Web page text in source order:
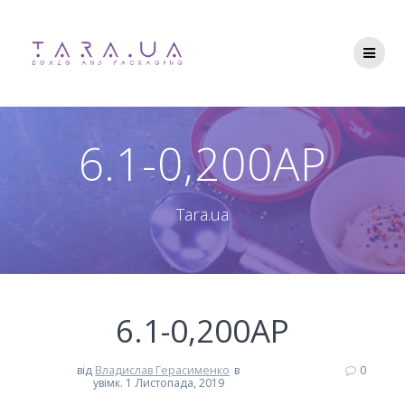
6.1-0,200АP
Tara.ua
6.1-0,200АP
від Владислав Герасименко в
увімк. 1 Листопада, 2019
0